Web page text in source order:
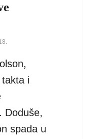
i
Doduše,
spada u